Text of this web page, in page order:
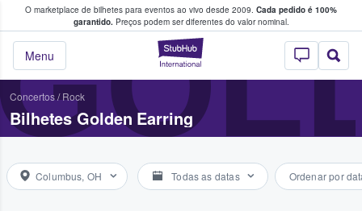
O marketplace de bilhetes para eventos ao vivo desde 2009. Cada pedido é 100%
garantido.Preços podem ser diferentes do valor nominal.
StubHub – onde
Menu
fãs compram e vendem bilhetes
Concertos/ Rock
Bilhetes Golden Earring
Columbus, OH Todas as datas Ordenar por